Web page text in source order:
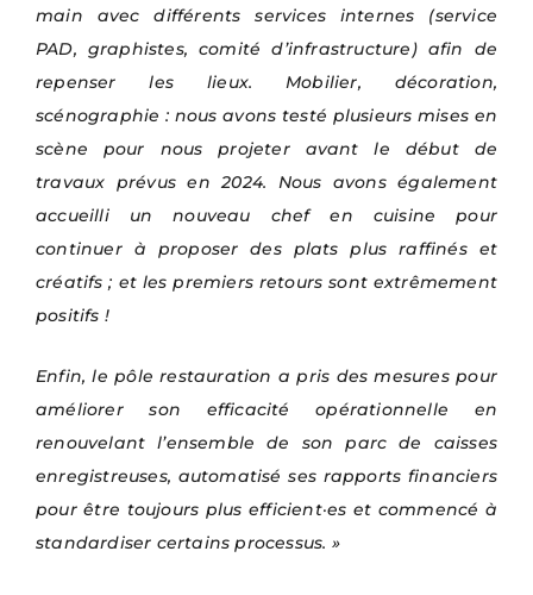
main avec différents services internes (service
PAD, graphistes, comité d’infrastructure) afin de
repenser les lieux. Mobilier, décoration,
scénographie : nous avons testé plusieurs mises en
scène pour nous projeter avant le début de
travaux prévus en 2024. Nous avons également
accueilli un nouveau chef en cuisine pour
continuer à proposer des plats plus raffinés et
créatifs ; et les premiers retours sont extrêmement
positifs !
Enfin, le pôle restauration a pris des mesures pour
améliorer son efficacité opérationnelle en
renouvelant l’ensemble de son parc de caisses
enregistreuses, automatisé ses rapports financiers
pour être toujours plus efficient·es et commencé à
standardiser certains processus. »